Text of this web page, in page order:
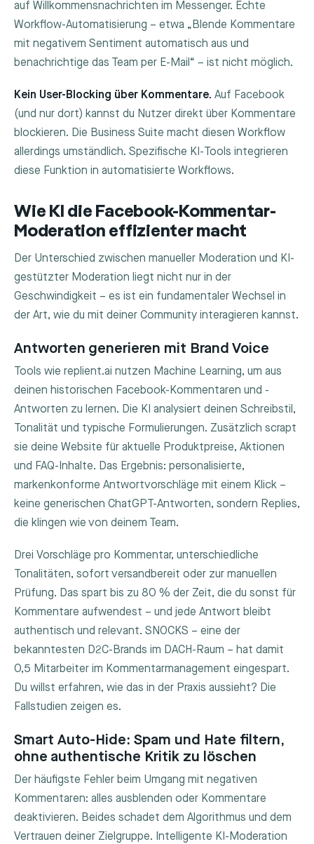
auf Willkommensnachrichten im Messenger. Echte
Workflow-Automatisierung – etwa „Blende Kommentare
mit negativem Sentiment automatisch aus und
benachrichtige das Team per E-Mail“ – ist nicht möglich.
Kein User-Blocking über Kommentare. Auf Facebook
(und nur dort) kannst du Nutzer direkt über Kommentare
blockieren. Die Business Suite macht diesen Workflow
allerdings umständlich. Spezifische KI-Tools integrieren
diese Funktion in automatisierte Workflows.
Wie KI die Facebook-Kommentar-
Moderation effizienter macht
Der Unterschied zwischen manueller Moderation und KI-
gestützter Moderation liegt nicht nur in der
Geschwindigkeit – es ist ein fundamentaler Wechsel in
der Art, wie du mit deiner Community interagieren kannst.
Antworten generieren mit Brand Voice
Tools wie replient.ai nutzen Machine Learning, um aus
deinen historischen Facebook-Kommentaren und -
Antworten zu lernen. Die KI analysiert deinen Schreibstil,
Tonalität und typische Formulierungen. Zusätzlich scrapt
sie deine Website für aktuelle Produktpreise, Aktionen
und FAQ-Inhalte. Das Ergebnis: personalisierte,
markenkonforme Antwortvorschläge mit einem Klick –
keine generischen ChatGPT-Antworten, sondern Replies,
die klingen wie von deinem Team.
Drei Vorschläge pro Kommentar, unterschiedliche
Tonalitäten, sofort versandbereit oder zur manuellen
Prüfung. Das spart bis zu 80 % der Zeit, die du sonst für
Kommentare aufwendest – und jede Antwort bleibt
authentisch und relevant. SNOCKS – eine der
bekanntesten D2C-Brands im DACH-Raum – hat damit
0,5 Mitarbeiter im Kommentarmanagement eingespart.
Du willst erfahren, wie das in der Praxis aussieht? Die
Fallstudien zeigen es.
Smart Auto-Hide: Spam und Hate filtern,
ohne authentische Kritik zu löschen
Der häufigste Fehler beim Umgang mit negativen
Kommentaren: alles ausblenden oder Kommentare
deaktivieren. Beides schadet dem Algorithmus und dem
Vertrauen deiner Zielgruppe. Intelligente KI-Moderation